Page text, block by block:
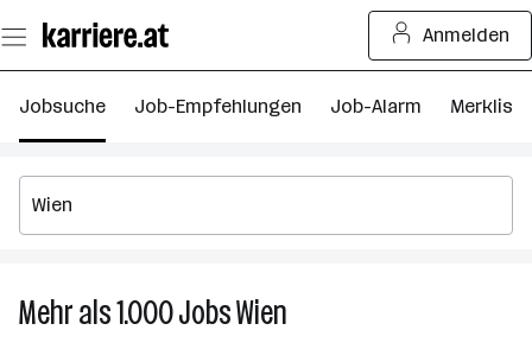
Seiteninhalt
springen
Anmelden
Jobsuche Job-Empfehlungen Job-Alarm Merkliste
Mehr als 1.000JobsWien